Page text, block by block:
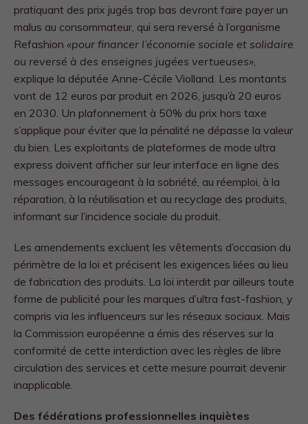
pratiquant des prix jugés trop bas devront faire payer un
malus au consommateur, qui sera reversé à l’organisme
Refashion «pour financer l’économie sociale et solidaire
ou reversé à des enseignes jugées vertueuses»,
explique la députée Anne-Cécile Violland. Les montants
vont de 12 euros par produit en 2026, jusqu’à 20 euros
en 2030. Un plafonnement à 50% du prix hors taxe
s’applique pour éviter que la pénalité ne dépasse la valeur
du bien. Les exploitants de plateformes de mode ultra
express doivent afficher sur leur interface en ligne des
messages encourageant à la sobriété, au réemploi, à la
réparation, à la réutilisation et au recyclage des produits,
informant sur l’incidence sociale du produit.
Les amendements excluent les vêtements d’occasion du
périmètre de la loi et précisent les exigences liées au lieu
de fabrication des produits. La loi interdit par ailleurs toute
forme de publicité pour les marques d’ultra fast-fashion, y
compris via les influenceurs sur les réseaux sociaux. Mais
la Commission européenne a émis des réserves sur la
conformité de cette interdiction avec les règles de libre
circulation des services et cette mesure pourrait devenir
inapplicable.
Des fédérations professionnelles inquiètes